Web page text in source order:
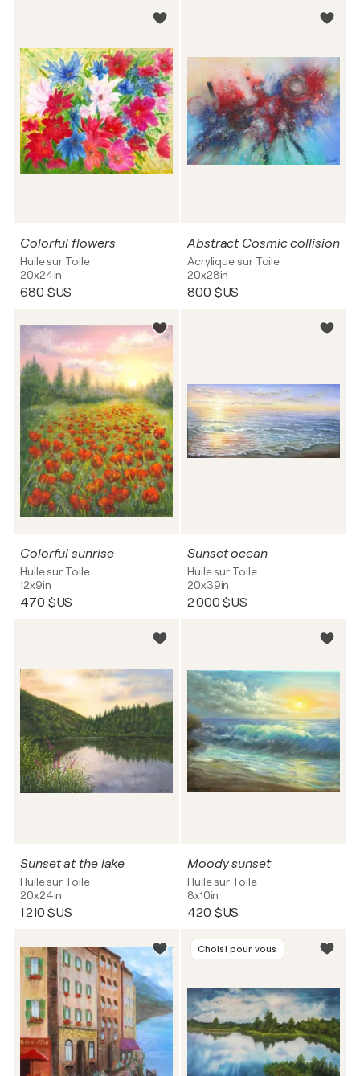
Colorful flowers
Huile sur Toile
20x24in
680 $US
Abstract Cosmic collision
Acrylique sur Toile
20x28in
800 $US
Colorful sunrise
Huile sur Toile
12x9in
470 $US
Sunset ocean
Huile sur Toile
20x39in
2 000 $US
Sunset at the lake
Huile sur Toile
20x24in
1 210 $US
Moody sunset
Huile sur Toile
8x10in
420 $US
Choisi pour vous